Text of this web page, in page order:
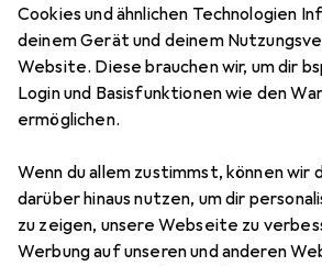
Cookies und ähnlichen Technologien
deinem Gerät und deinem
Website. Diese brauchen wir, um dir
Login und Basisfunktionen wie den
ermöglichen.
Wenn du allem zustimmst, können wir
darüber hinaus nutzen, um dir
zu zeigen, unsere Webseite zu
Werbung auf unseren und anderen
8 Bilder
MENGENRABATT
PhilipsLED Classic
E27, 485 lm, 1x
Preis in EUR inkl. MwSt.
EUR
4,95